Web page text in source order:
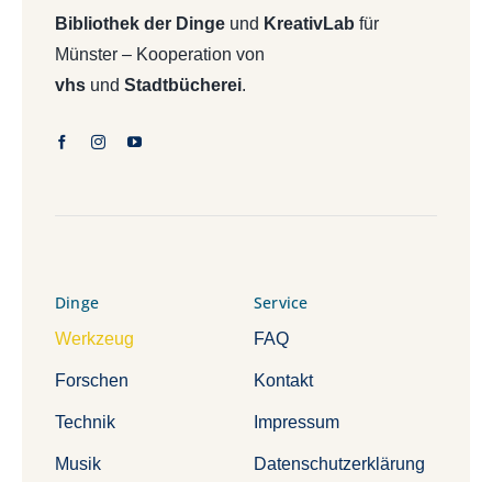
Bibliothek der Dingeund KreativLab für
Münster – Kooperation von
vhsund Stadtbücherei.
Dinge
Werkzeug
Forschen
Technik
Musik
Service
FAQ
Kontakt
Impressum
Datenschutzerklärung